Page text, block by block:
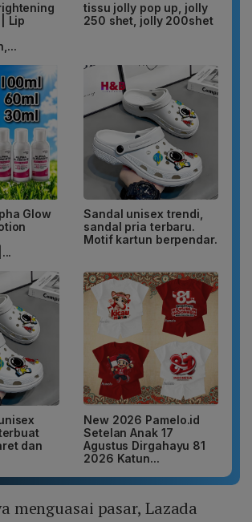
Lip
tissu jolly pop up, jolly
250 shet, jolly 200shet
Glow
Sandal unisex trendi,
sandal pria terbaru.
Motif kartun berpendar.
dan
New 2026 Pamelo.id
Setelan Anak 17
Agustus Dirgahayu 81
2026 Katun...
menguasai pasar, Lazada